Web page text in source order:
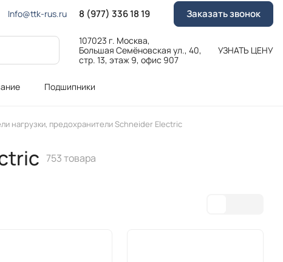
Info@ttk-rus.ru 8 (977) 336 18 19 Заказать звонок
107023 г. Москва,
Большая Семёновская ул., 40,
стр. 13, этаж 9, офис 907
УЗНАТЬ ЦЕНУ
Подшипники
нагрузки, предохранители Schneider Electric
753 товара